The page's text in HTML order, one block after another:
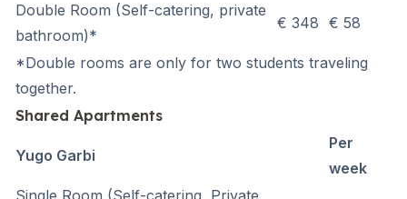
Double Room (Self-catering, private
bathroom)*
€ 348 € 58
*Double rooms are only for two students traveling
together.
Shared Apartments
Yugo Garbi
Per
week
Single Room (Self-catering, Private